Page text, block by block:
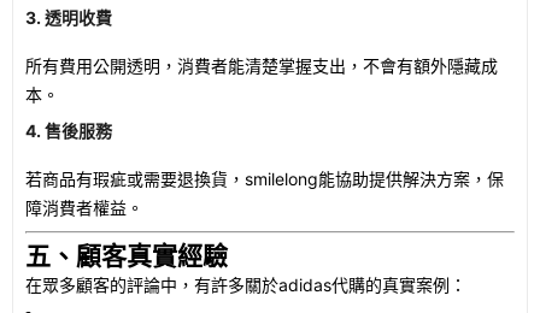
3. 透明收費
所有費用公開透明，消費者能清楚掌握支出，不會有額外隱藏成
本。
4. 售後服務
若商品有瑕疵或需要退換貨，smilelong能協助提供解決方案，保
障消費者權益。
五、顧客真實經驗
在眾多顧客的評論中，有許多關於adidas代購的真實案例：